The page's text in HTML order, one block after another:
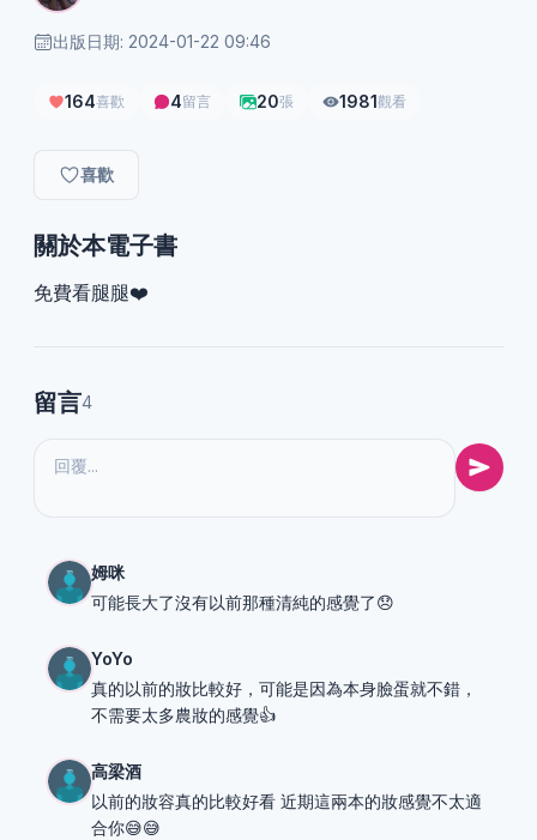
出版日期: 2024-01-22 09:46
164喜歡 4留言 20張 1981觀看
喜歡
關於本電子書
免費看腿腿❤️
留言4
姆咪
可能長大了沒有以前那種清純的感覺了😞
YoYo
真的以前的妝比較好，可能是因為本身臉蛋就不錯，
不需要太多農妝的感覺👍
高梁酒
以前的妝容真的比較好看 近期這兩本的妝感覺不太適
合你😅😅